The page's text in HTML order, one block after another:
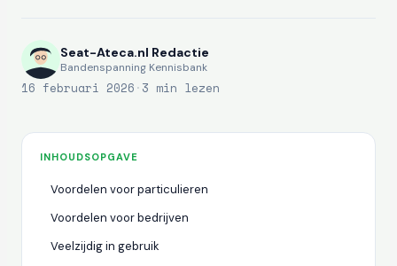
Seat-Ateca.nl Redactie
Bandenspanning Kennisbank
16 februari 2026 · 3 min lezen
INHOUDSOPGAVE
Voordelen voor particulieren
Voordelen voor bedrijven
Veelzijdig in gebruik